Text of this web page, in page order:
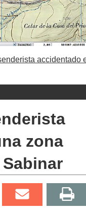
accidentado
zona